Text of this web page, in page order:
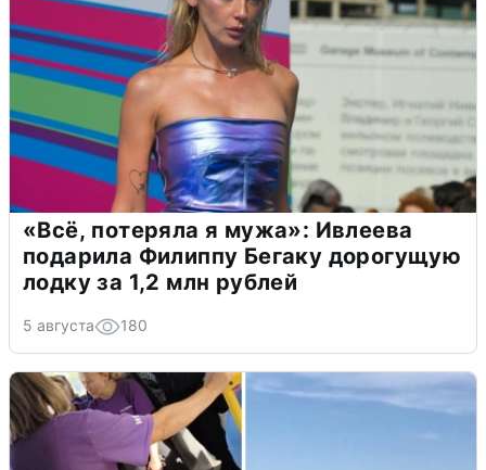
«Всё, потеряла я мужа»: Ивлеева
подарила Филиппу Бегаку дорогущую
лодку за 1,2 млн рублей
5 августа 180